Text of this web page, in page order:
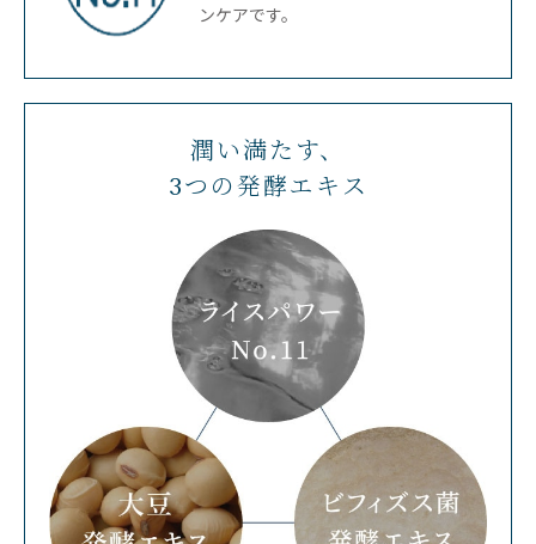
ンケアです。
潤い満たす、
3つの発酵エキス